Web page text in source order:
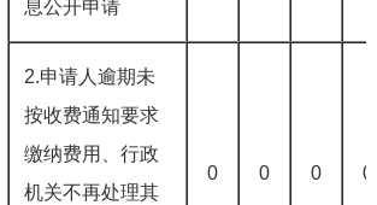
息公开申请
2.申请人逾期未
按收费通知要求
缴纳费用、行政
机关不再处理其
0 0 0 0